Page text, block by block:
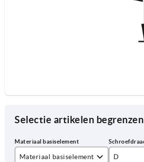
Selectie artikelen begrenzen
Materiaal basiselement D